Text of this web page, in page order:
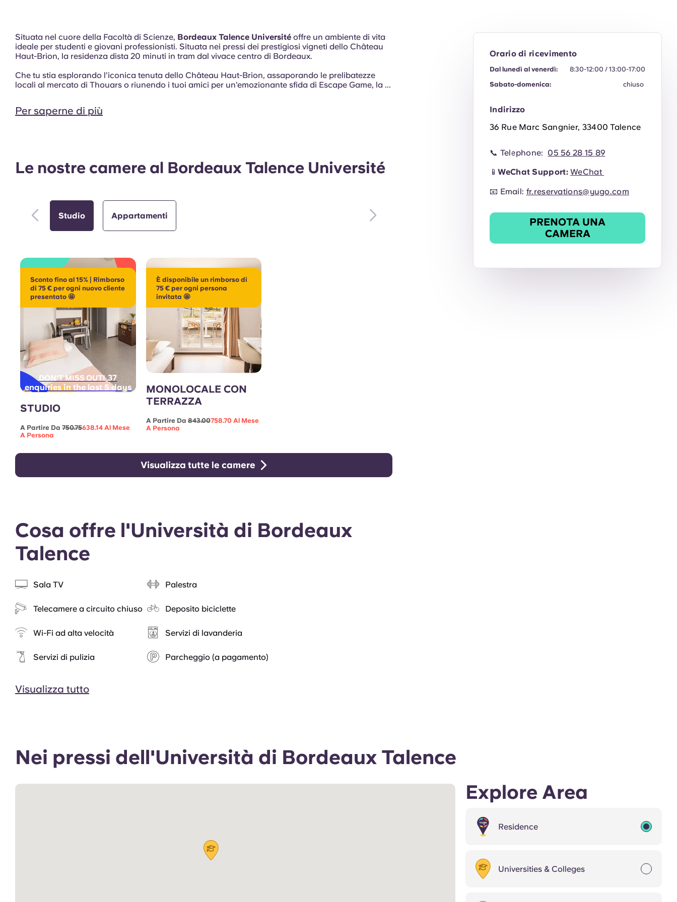
Situata nel cuore della Facoltà di Scienze, Bordeaux Talence Université offre un ambiente di vita
ideale per studenti e giovani professionisti. Situata nei pressi dei prestigiosi vigneti dello Château
Haut-Brion, la residenza dista 20 minuti in tram dal vivace centro di Bordeaux.
Che tu stia esplorando l’iconica tenuta dello Château Haut-Brion, assaporando le prelibatezze
locali al mercato di Thouars o riunendo i tuoi amici per un’emozionante sfida di Escape Game, la ...
Per saperne di più
Le nostre camere al Bordeaux Talence Université
Studio Appartamenti
Sconto fino al 15% | Rimborso
di 75 € per ogni nuovo cliente
presentato 🤩
DON'T MISS OUT! 37
enquiries in the last 5 days
STUDIO
A Partire Da 750.75638.14 Al Mese
A Persona
È disponibile un rimborso di
75 € per ogni persona
invitata 🤩
MONOLOCALE CON
TERRAZZA
A Partire Da843.00758.70 Al Mese
A Persona
Visualizza tutte le camere
Cosa offre l'Università di Bordeaux
Talence
Sala TV Palestra
Telecamere a circuito chiuso Deposito biciclette
Wi-Fi ad alta velocità Servizi di lavanderia
Servizi di pulizia Parcheggio (a pagamento)
Visualizza tutto
Orario di ricevimento
Dal lunedì al venerdì:
8:30-12:00 / 13:00-17:00
Sabato-domenica:
chiuso
Indirizzo
36 Rue Marc Sangnier, 33400 Talence
📞 Telephone: 05 56 28 15 89
📱WeChat Support: WeChat
📧 Email: fr.reservations@yugo.com
PRENOTA UNA
CAMERA
Nei pressi dell'Università di Bordeaux Talence
Explore Area
Residence
Universities & Colleges